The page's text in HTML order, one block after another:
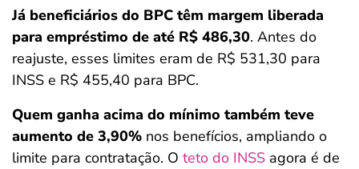
Já beneficiários do BPC têm margem liberada
para empréstimo de até R$ 486,30. Antes do
reajuste, esses limites eram de R$ 531,30 para
INSS e R$ 455,40 para BPC.
Quem ganha acima do mínimo também teve
aumento de 3,90% nos benefícios, ampliando o
limite para contratação. O teto do INSS agora é de